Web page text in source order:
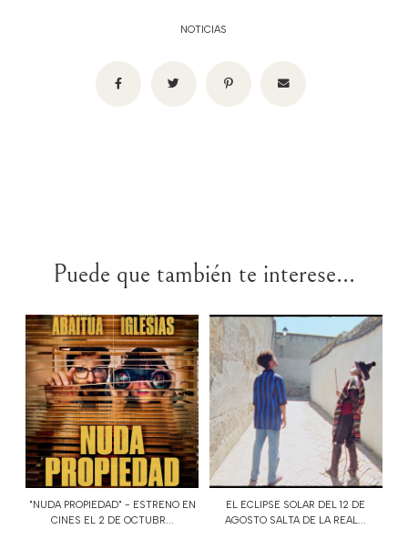
NOTICIAS
Puede que también te interese...
"NUDA PROPIEDAD" - ESTRENO EN
CINES EL 2 DE OCTUBR...
EL ECLIPSE SOLAR DEL 12 DE
AGOSTO SALTA DE LA REAL...